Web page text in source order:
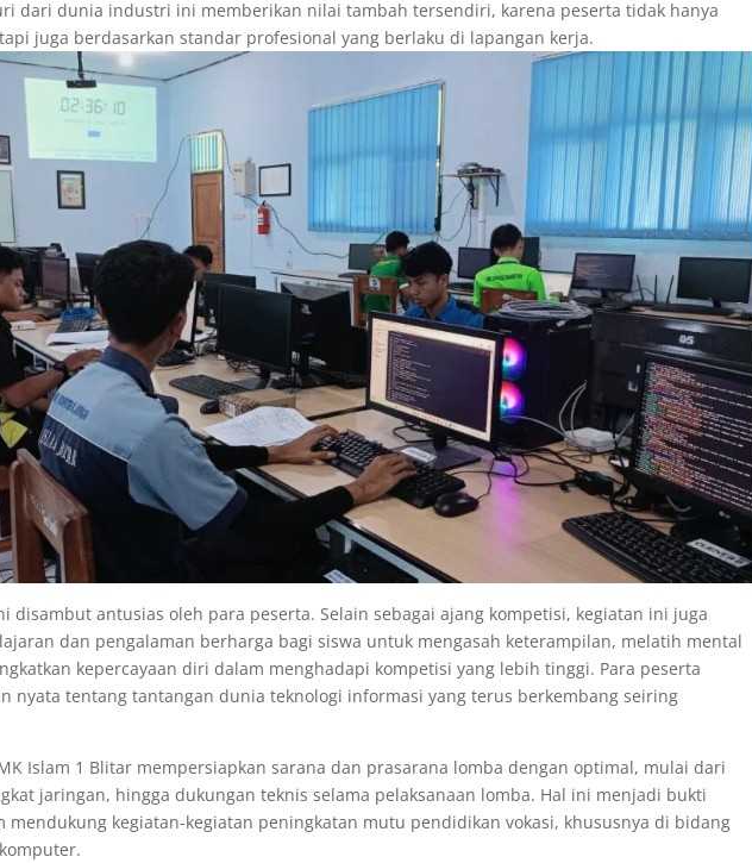
dari dunia industri ini memberikan nilai tambah tersendiri, karena peserta tidak hanya
juga berdasarkan standar profesional yang berlaku di lapangan kerja.
disambut antusias oleh para peserta. Selain sebagai ajang kompetisi, kegiatan ini juga
dan pengalaman berharga bagi siswa untuk mengasah keterampilan, melatih mental
kepercayaan diri dalam menghadapi kompetisi yang lebih tinggi. Para peserta
nyata tentang tantangan dunia teknologi informasi yang terus berkembang seiring
Islam 1 Blitar mempersiapkan sarana dan prasarana lomba dengan optimal, mulai dari
jaringan, hingga dukungan teknis selama pelaksanaan lomba. Hal ini menjadi bukti
mendukung kegiatan-kegiatan peningkatan mutu pendidikan vokasi, khususnya di bidang